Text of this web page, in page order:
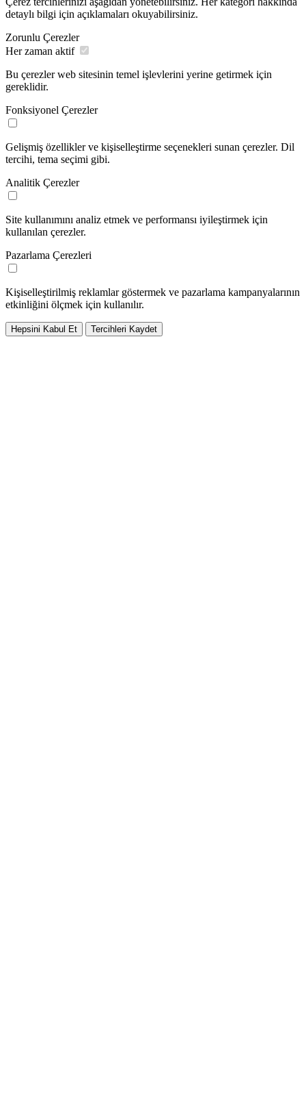
detaylı bilgi için açıklamaları okuyabilirsiniz.
Zorunlu Çerezler
Her zaman aktif
Bu çerezler web sitesinin temel işlevlerini yerine getirmek için
gereklidir.
Fonksiyonel Çerezler
Gelişmiş özellikler ve kişiselleştirme seçenekleri sunan çerezler. Dil
tercihi, tema seçimi gibi.
Analitik Çerezler
Site kullanımını analiz etmek ve performansı iyileştirmek için
kullanılan çerezler.
Pazarlama Çerezleri
Kişiselleştirilmiş reklamlar göstermek ve pazarlama kampanyalarının
etkinliğini ölçmek için kullanılır.
Hepsini Kabul Et Tercihleri Kaydet